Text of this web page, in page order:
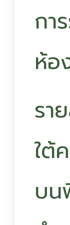
กา
ห้อ
รา
ใต้
บน